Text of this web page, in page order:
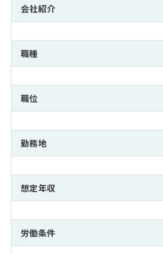
年齢と年収の相関図
会社紹介
職種
職位
勤務地
想定年収
労働条件